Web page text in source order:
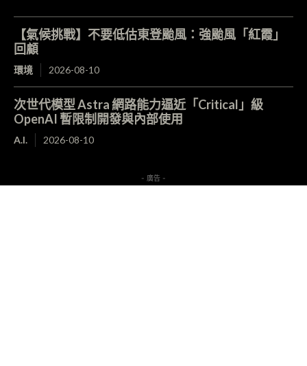
【氣候挑戰】不要低估東登颱風：強颱風「紅霞」
回顧
環境 2026-08-10
次世代模型 Astra 網路能力逼近「Critical」級
OpenAI 暫限制開發與內部使用
A.I. 2026-08-10
- 廣告 -